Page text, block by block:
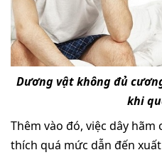
Dương vật không đủ
khi
Thêm vào đó, việc dây
thích quá mức dẫn đến